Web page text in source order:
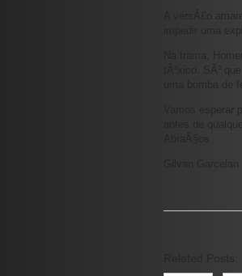
A versÃ£o
impedir uma
Na trama,
tÃ³xico. SÃ³
uma bomba de
Vamos
antes de